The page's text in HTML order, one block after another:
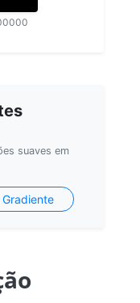
suaves em